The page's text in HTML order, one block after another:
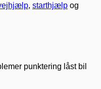
, starthjælp og